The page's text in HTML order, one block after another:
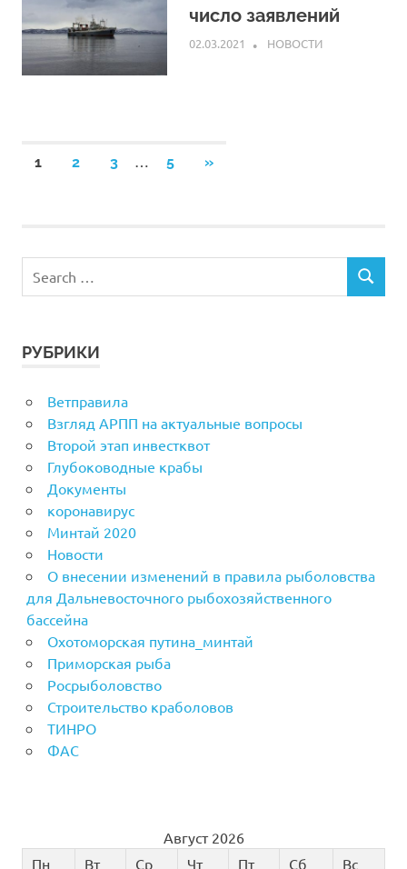
число заявлений
02.03.2021 ARPP
НОВОСТИ
Навигация
1 2 3 5
NEXT
»
РУБРИКИ
Ветправила
Взгляд АРПП на актуальные вопросы
Второй этап инвестквот
Глубоководные крабы
Документы
коронавирус
Минтай 2020
Новости
О внесении изменений в правила рыболовства
для Дальневосточного рыбохозяйственного
бассейна
Охотоморская путина_минтай
Приморская рыба
Росрыболовство
Строительство краболовов
ТИНРО
ФАС
Август 2026
Пн
Вт Ср Чт Пт Сб Вс